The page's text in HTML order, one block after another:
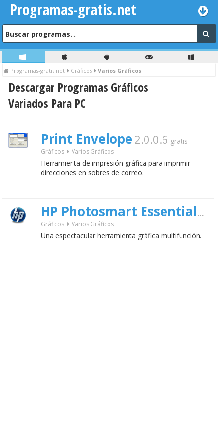
Programas-gratis.net
Programas-gratis.net Gráficos Varios Gráficos
Descargar Programas Gráficos
Variados Para PC
Print Envelope 2.0.0.6 gratis
Gráficos Varios Gráficos
Herramienta de impresión gráfica para imprimir
direcciones en sobres de correo.
HP Photosmart Essential3.7
Gráficos Varios Gráficos
Una espectacular herramienta gráfica multifunción.